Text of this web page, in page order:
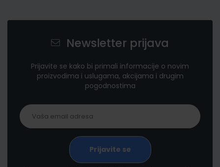
Newsletter prijava
Prijavite se kako bi primali informacije o novim
proizvodima i uslugama, akcijama i drugim
pogodnostima